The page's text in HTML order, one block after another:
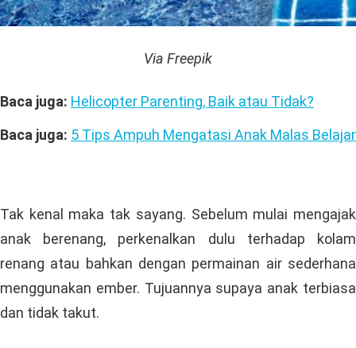
Via Freepik
Baca juga: Helicopter Parenting, Baik atau Tidak?
Baca juga: 5 Tips Ampuh Mengatasi Anak Malas Belajar
Tak kenal maka tak sayang. Sebelum mulai mengajak
anak berenang, perkenalkan dulu terhadap kolam
renang atau bahkan dengan permainan air sederhana
menggunakan ember. Tujuannya supaya anak terbiasa
dan tidak takut.